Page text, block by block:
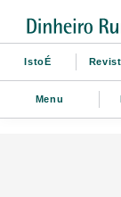
IstoÉ
Menu